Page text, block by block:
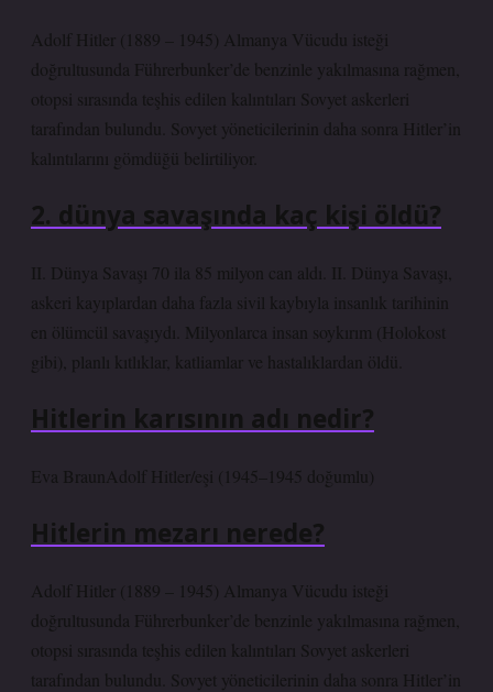
Adolf Hitler (1889 – 1945) Almanya Vücudu isteği
doğrultusunda Führerbunker’de benzinle yakılmasına rağmen,
otopsi sırasında teşhis edilen kalıntıları Sovyet askerleri
tarafından bulundu. Sovyet yöneticilerinin daha sonra Hitler’in
kalıntılarını gömdüğü belirtiliyor.
2. dünya savaşında kaç kişi öldü?
II. Dünya Savaşı 70 ila 85 milyon can aldı. II. Dünya Savaşı,
askeri kayıplardan daha fazla sivil kaybıyla insanlık tarihinin
en ölümcül savaşıydı. Milyonlarca insan soykırım (Holokost
gibi), planlı kıtlıklar, katliamlar ve hastalıklardan öldü.
Hitlerin karısının adı nedir?
Eva BraunAdolf Hitler/eşi (1945–1945 doğumlu)
Hitlerin mezarı nerede?
Adolf Hitler (1889 – 1945) Almanya Vücudu isteği
doğrultusunda Führerbunker’de benzinle yakılmasına rağmen,
otopsi sırasında teşhis edilen kalıntıları Sovyet askerleri
tarafından bulundu. Sovyet yöneticilerinin daha sonra Hitler’in